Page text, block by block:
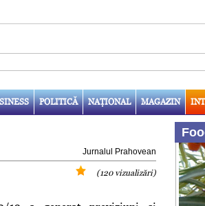
POLITICĂ NAŢIONAL MAGAZIN
Jurnalul Prahovean
(120 vizualizări)